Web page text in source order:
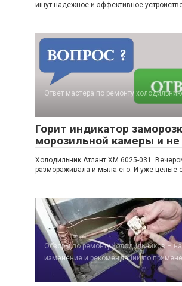
ищут надежное и эффективное
Ответ мастера по ремонту
Горит индикатор
морозильной камеры и не
Холодильник Атлант ХМ 6025-031.
размораживала и мыла его. И уже целые
Обзоры по ремонту холодильников –
изменение и рекомендации по